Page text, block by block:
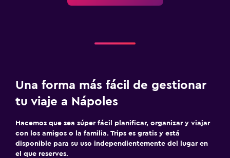
Una forma más fácil de gestionar
tu viaje a Nápoles
Hacemos que sea súper fácil planificar, organizar y viajar
con los amigos o la familia. Trips es gratis y está
disponible para su uso independientemente del lugar en
el que reserves.